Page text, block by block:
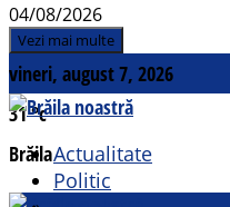
04/08/2026
Vezi mai multe
vineri, august 7, 2026
31°c
BrăilaActualitate
Politic